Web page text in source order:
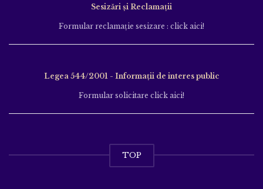
Sesizări și Reclamații
Formular reclamație sesizare : click aici!
Legea 544/2001 - Informații de interes public
Formular solicitare click aici!
TOP